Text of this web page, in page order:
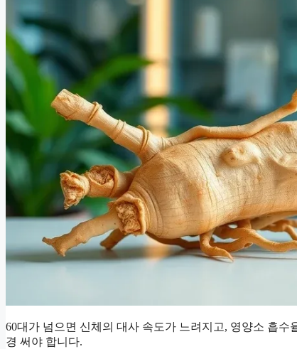
60대가 넘으면 신체의 대사 속도가 느려지고, 영양소 흡
경 써야 합니다.